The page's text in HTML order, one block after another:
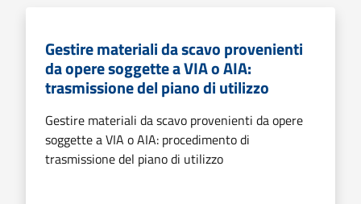
Gestire materiali da scavo provenienti
da opere soggette a VIA o AIA:
trasmissione del piano di utilizzo
Gestire materiali da scavo provenienti da opere
soggette a VIA o AIA: procedimento di
trasmissione del piano di utilizzo